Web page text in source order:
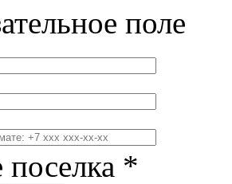
поле
поселка *